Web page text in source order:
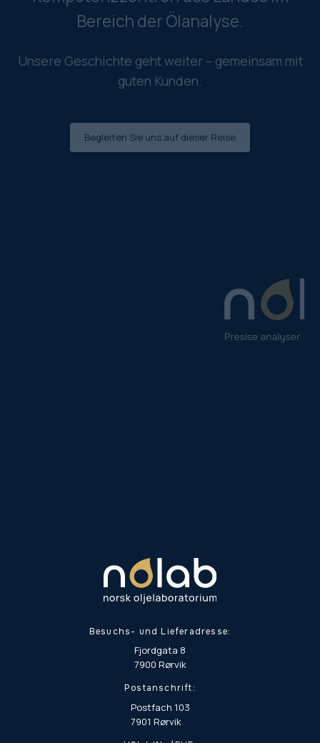
Bereich der Ölanalyse.
Unsere Geschichte geht weiter – gemeinsam mit
guten Kunden.
Begleiten Sie uns auf dieser Reise
Besuchs- und Lieferadresse:
Fjordgata 8
7900 Rørvik
Postanschrift:
Postfach 103
7901 Rørvik